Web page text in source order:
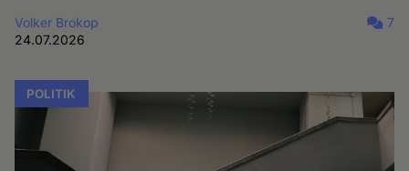
Volker Brokop
24.07.2026
7
POLITIK